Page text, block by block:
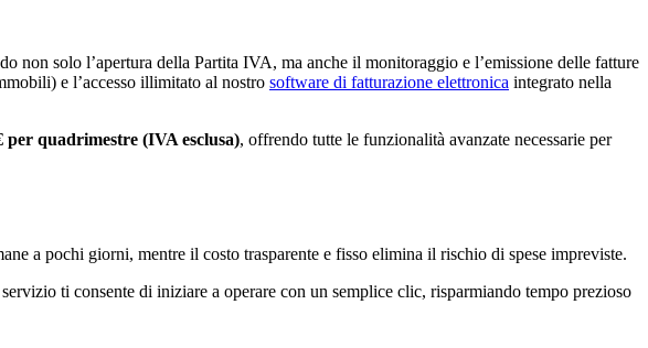
non solo l’apertura della Partita IVA, ma anche il monitoraggio e l’emissione delle fatture
e l’accesso illimitato al nostro software di fatturazione elettronica integrato nella
per quadrimestre (IVA esclusa), offrendo tutte le funzionalità avanzate necessarie per
a pochi giorni, mentre il costo trasparente e fisso elimina il rischio di spese impreviste.
ti consente di iniziare a operare con un semplice clic, risparmiando tempo prezioso